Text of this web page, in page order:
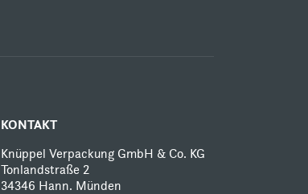
KONTAKT
Knüppel Verpackung GmbH & Co. KG
Tonlandstraße 2
34346 Hann. Münden